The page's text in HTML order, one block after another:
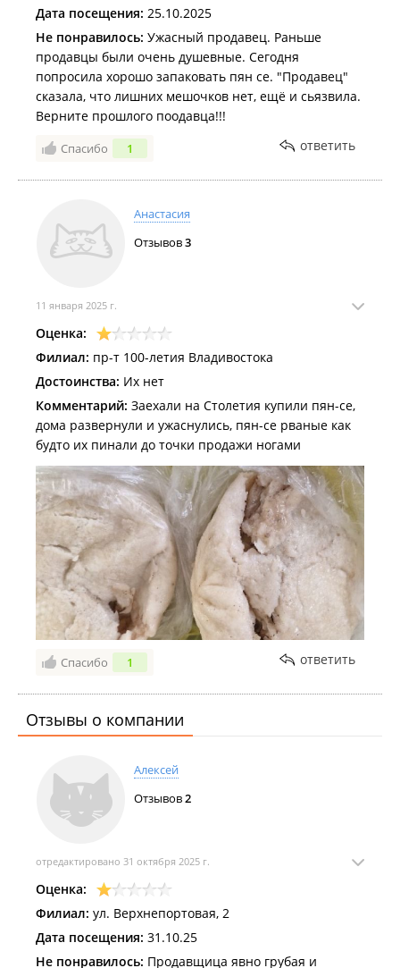
Дата посещения: 25.10.2025
Не понравилось: Ужасный продавец. Раньше
продавцы были очень душевные. Сегодня
попросила хорошо запаковать пян се. "Продавец"
сказала, что лишних мешочков нет, ещё и сьязвила.
Верните прошлого поодавца!!!
Спасибо 1 ответить
Анастасия
Отзывов3
11 января 2025 г.
Оценка:
Филиал: пр-т 100-летия Владивостока
Достоинства: Их нет
Комментарий: Заехали на Столетия купили пян-се,
дома развернули и ужаснулись, пян-се рваные как
будто их пинали до точки продажи ногами
Спасибо 1 ответить
Отзывы о компании
Алексей
Отзывов2
отредактировано 31 октября 2025 г.
Оценка:
Филиал: ул. Верхнепортовая, 2
Дата посещения: 31.10.25
Не понравилось: Продавщица явно грубая и